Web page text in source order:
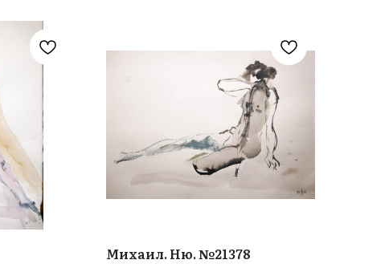
Михаил. Ню. №21378